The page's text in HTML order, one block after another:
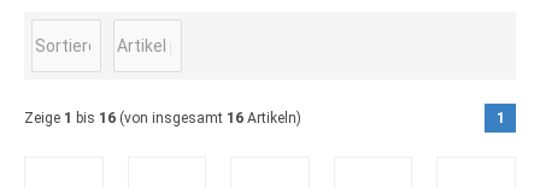
Zeige 1 bis 16 (von insgesamt 16 Artikeln) 1